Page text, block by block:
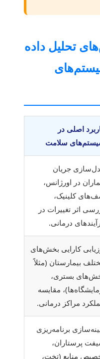
تحلیل داده
اصلی در
سلامت
جریان
در اورژانس،
کلینیک،
اثر تغییرات در
درمانی.
کارایی بخش‌های
بیمارستان (مثلاً
بستری،
مقایسه
مراکز درمانی.
برنامه‌ریزی
پرستاران،
منابع (تخت،